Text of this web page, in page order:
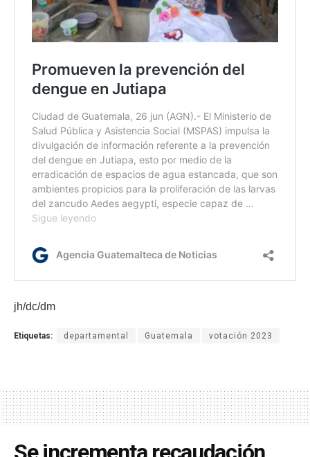
jh/dc/dm
Etiquetas: departamental Guatemala votación 2023